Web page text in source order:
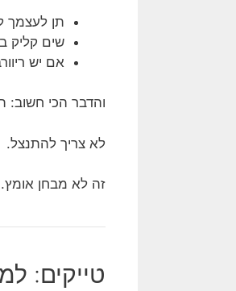
תן לעצמך
שים קליק
אם יש
והדבר הכי חשוב:
לא צריך להתנצל.
זה לא מבחן אומץ.
טייקים: